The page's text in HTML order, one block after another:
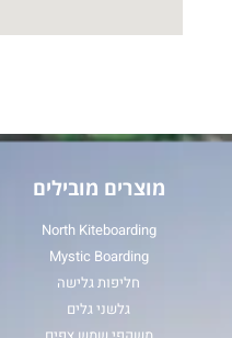
מוצרים מובילים
North Kiteboarding
Mystic Boarding
חליפות גלישה
גלשני גלים